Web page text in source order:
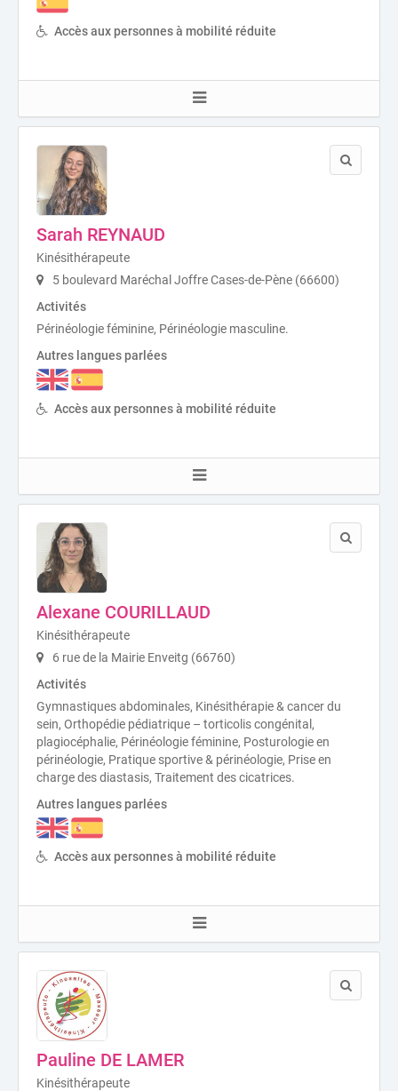
Accès aux personnes à mobilité réduite
Sarah REYNAUD
Kinésithérapeute
5 boulevard Maréchal Joffre Cases-de-Pène (66600)
Activités
Périnéologie féminine, Périnéologie masculine.
Autres langues parlées
Accès aux personnes à mobilité réduite
Alexane COURILLAUD
Kinésithérapeute
6 rue de la Mairie Enveitg (66760)
Activités
Gymnastiques abdominales, Kinésithérapie & cancer du
sein, Orthopédie pédiatrique – torticolis congénital,
plagiocéphalie, Périnéologie féminine, Posturologie en
périnéologie, Pratique sportive & périnéologie, Prise en
charge des diastasis, Traitement des cicatrices.
Autres langues parlées
Accès aux personnes à mobilité réduite
Pauline DE LAMER
Kinésithérapeute